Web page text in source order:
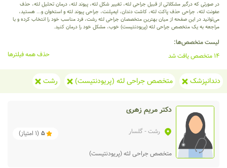
در صورتی که درگیر مشکلاتی از قبیل جراحی لثه، تغییر شکل لثه، پیوند لثه، درمان تحلیل لثه، حذف
عفونت لثه، جراحی حذف پاکت لثه، کاشت دندان، ایمپلنت، جراحی پیوند لثه و استخوان و... هستید،
می‌توانید در این صفحه از میان بهترین متخصصان جراحی لثه رشت، فرد مناسب خود را انتخاب کرده و با
مراجعه به یک متخصص جراحی لثه (پریودنتیست) خوب، مشکل خود را درمان کنید.
لیست متخصص‌ها:
14 متخصص یافت شد
حذف همه فیلترها
دندانپزشک متخصص جراحی لثه (پریودنتیست) رشت
دکتر مریم زهری
رشت- گلسار 5
(
1 امتیاز)
متخصص جراحی لثه (پریودنتیست)